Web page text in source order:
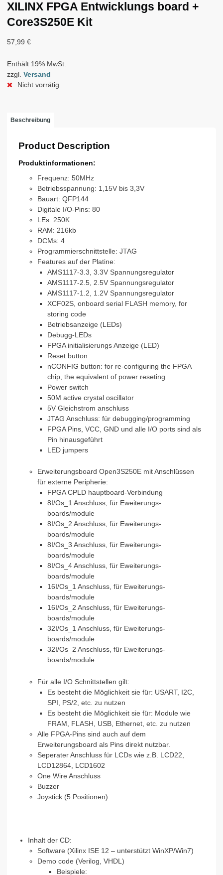
XILINX FPGA Entwicklungs board +
Core3S250E Kit
57,99 €
Enthält 19% MwSt.
zzgl. Versand
Nicht vorrätig
Beschreibung
Product Description
Produktinformationen:
Frequenz: 50MHz
Betriebsspannung: 1,15V bis 3,3V
Bauart: QFP144
Digitale I/O-Pins: 80
LEs: 250K
RAM: 216kb
DCMs: 4
Programmierschnittstelle: JTAG
Features auf der Platine:
AMS1117-3.3, 3.3V Spannungsregulator
AMS1117-2.5, 2.5V Spannungsregulator
AMS1117-1.2, 1.2V Spannungsregulator
XCF02S, onboard serial FLASH memory, for
storing code
Betriebsanzeige (LEDs)
Debugg-LEDs
FPGA initialisierungs Anzeige (LED)
Reset button
nCONFIG button: for re-configuring the FPGA
chip, the equivalent of power reseting
Power switch
50M active crystal oscillator
5V Gleichstrom anschluss
JTAG Anschluss: für debugging/programming
FPGA Pins, VCC, GND und alle I/O ports sind als
Pin hinausgeführt
LED jumpers
Erweiterungsboard Open3S250E mit Anschlüssen
für externe Peripherie:
FPGA CPLD hauptboard-Verbindung
8I/Os_1 Anschluss, für Eweiterungs-
boards/module
8I/Os_2 Anschluss, für Eweiterungs-
boards/module
8I/Os_3 Anschluss, für Eweiterungs-
boards/module
8I/Os_4 Anschluss, für Eweiterungs-
boards/module
16I/Os_1 Anschluss, für Eweiterungs-
boards/module
16I/Os_2 Anschluss, für Eweiterungs-
boards/module
32I/Os_1 Anschluss, für Eweiterungs-
boards/module
32I/Os_2 Anschluss, für Eweiterungs-
boards/module
Für alle I/O Schnittstellen gilt:
Es besteht die Möglichkeit sie für: USART, I2C,
SPI, PS/2, etc. zu nutzen
Es besteht die Möglichkeit sie für: Module wie
FRAM, FLASH, USB, Ethernet, etc. zu nutzen
Alle FPGA-Pins sind auch auf dem
Erweiterungsboard als Pins direkt nutzbar.
Seperater Anschluss für LCDs wie z.B. LCD22,
LCD12864, LCD1602
One Wire Anschluss
Buzzer
Joystick (5 Positionen)
Inhalt der CD:
Software (Xilinx ISE 12 – unterstützt WinXP/Win7)
Demo code (Verilog, VHDL)
Beispiele: